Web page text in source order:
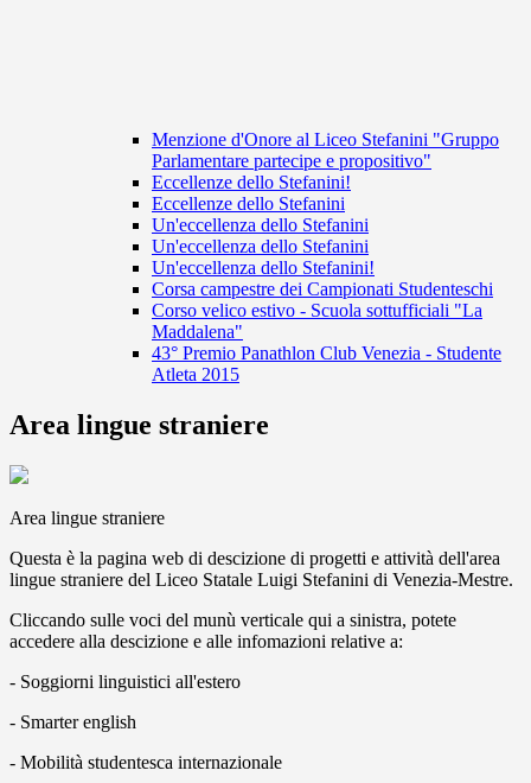
Menzione d'Onore al Liceo Stefanini "Gruppo
Parlamentare partecipe e propositivo"
Eccellenze dello Stefanini!
Eccellenze dello Stefanini
Un'eccellenza dello Stefanini
Un'eccellenza dello Stefanini
Un'eccellenza dello Stefanini!
Corsa campestre dei Campionati Studenteschi
Corso velico estivo - Scuola sottufficiali "La
Maddalena"
43° Premio Panathlon Club Venezia - Studente
Atleta 2015
Area lingue straniere
Area lingue straniere
Questa è la pagina web di descizione di progetti e attività dell'area
lingue straniere del Liceo Statale Luigi Stefanini di Venezia-Mestre.
Cliccando sulle voci del munù verticale qui a sinistra, potete
accedere alla descizione e alle infomazioni relative a:
- Soggiorni linguistici all'estero
- Smarter english
- Mobilità studentesca internazionale